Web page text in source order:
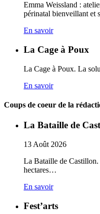
Emma Weissland :
périnatal bienveillant et
En savoir
La Cage à Poux
La Cage à Poux. La
En savoir
Coups de coeur de la
La Bataille de
13 Août 2026
La Bataille de Castillon.
hectares…
En savoir
Fest’arts